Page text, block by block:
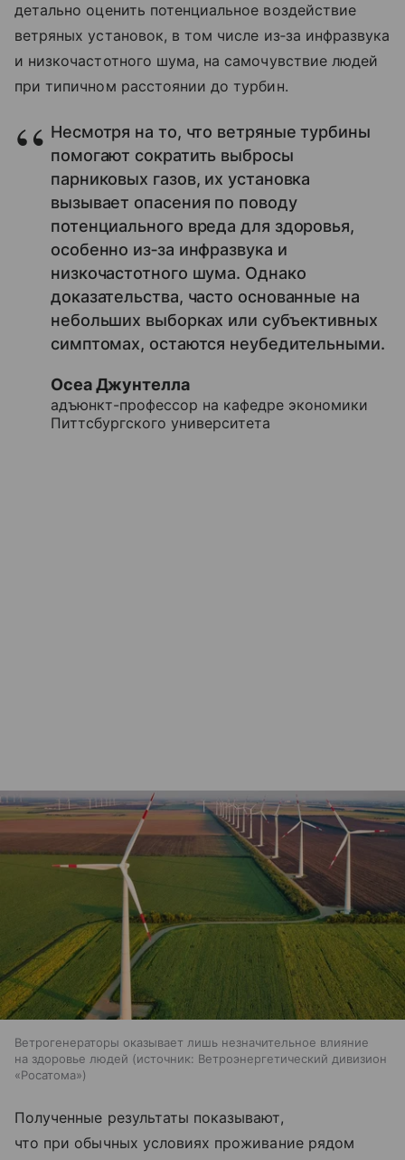
детально оценить потенциальное воздействие
ветряных установок, в том числе из‑за инфразвука
и низкочастотного шума, на самочувствие людей
при типичном расстоянии до турбин.
Несмотря на то, что ветряные турбины
помогают сократить выбросы
парниковых газов, их установка
вызывает опасения по поводу
потенциального вреда для здоровья,
особенно из‑за инфразвука и
низкочастотного шума. Однако
доказательства, часто основанные на
небольших выборках или субъективных
симптомах, остаются неубедительными.
Осеа Джунтелла
адъюнкт-профессор на кафедре экономики
Питтсбургского университета
Ветрогенераторы оказывает лишь незначительное влияние
на здоровье людей
источник: Ветроэнергетический дивизион
«Росатома»
Полученные результаты показывают,
что при обычных условиях проживание рядом